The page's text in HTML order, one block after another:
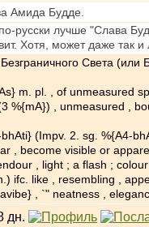
Амида Будде.
русски лучше "Слава
Хотя, может даже так
Света (или
m. pl. , of unmeasured
%{mA}) , unmeasured ,
bhAti} (Impv. 2. sg. %{A4-
, become visible or
, light ; a flash ;
ifc. like , resembling ,
, `" neatness ,